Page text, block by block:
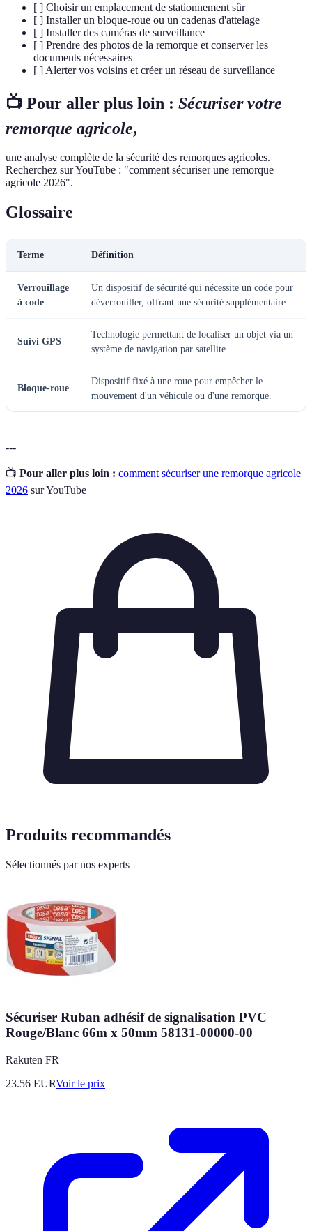
[ ] Choisir un emplacement de stationnement sûr
[ ] Installer un bloque-roue ou un cadenas d'attelage
[ ] Installer des caméras de surveillance
[ ] Prendre des photos de la remorque et conserver les
documents nécessaires
[ ] Alerter vos voisins et créer un réseau de surveillance
📺 Pour aller plus loin : Sécuriser votre
remorque agricole,
une analyse complète de la sécurité des remorques agricoles.
Recherchez sur YouTube : "comment sécuriser une remorque
agricole 2026".
Glossaire
Terme Définition
Verrouillage
à code
Un dispositif de sécurité qui nécessite un code pour
déverrouiller, offrant une sécurité supplémentaire.
Suivi GPS
Technologie permettant de localiser un objet via un
système de navigation par satellite.
Bloque-roue
Dispositif fixé à une roue pour empêcher le
mouvement d'un véhicule ou d'une remorque.
---
📺 Pour aller plus loin : comment sécuriser une remorque agricole
2026 sur YouTube
Produits recommandés
Sélectionnés par nos experts
Sécuriser Ruban adhésif de signalisation PVC
Rouge/Blanc 66m x 50mm 58131-00000-00
Rakuten FR
23.56 EURVoir le prix